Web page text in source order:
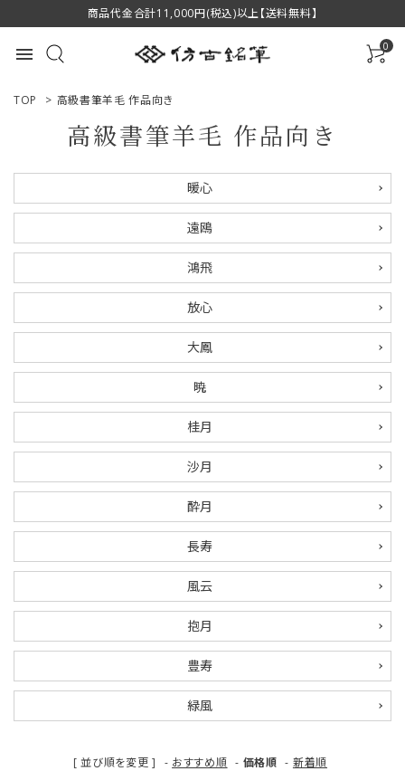
商品代金合計11,000円(税込)以上【送料無料】
menu 0
ACCOUNT MENU
ログイン 新規会員登録
商品一覧
プライバシーポリシー
特定商取引法について
お問い合わせ
TOP > 高級書筆羊毛 作品向き
高級書筆羊毛 作品向き
暖心
遠鴎
鴻飛
放心
大鳳
暁
桂月
沙月
酔月
長寿
風云
抱月
豊寿
緑風
[ 並び順を変更 ] - おすすめ順 - 価格順 - 新着順